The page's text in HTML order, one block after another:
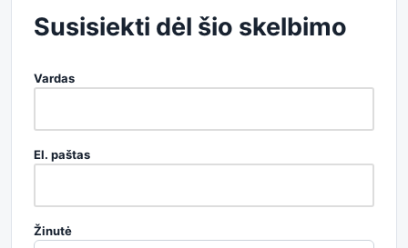
Susisiekti dėl šio skelbimo
Vardas
El. paštas
Žinutė